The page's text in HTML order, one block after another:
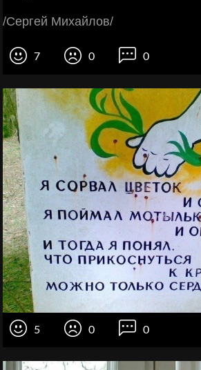
/Сергей Михайлов/
7 0 0
5 0 0